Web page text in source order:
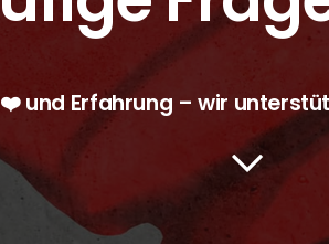
und Erfahrung – wir